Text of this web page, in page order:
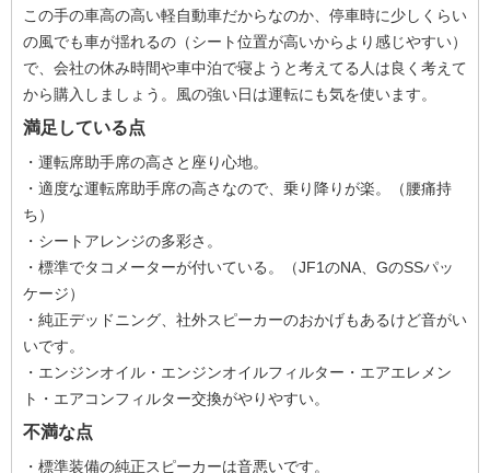
この手の車高の高い軽自動車だからなのか、停車時に少しくらい
の風でも車が揺れるの（シート位置が高いからより感じやすい）
で、会社の休み時間や車中泊で寝ようと考えてる人は良く考えて
から購入しましょう。風の強い日は運転にも気を使います。
満足している点
・運転席助手席の高さと座り心地。
・適度な運転席助手席の高さなので、乗り降りが楽。（腰痛持
ち）
・シートアレンジの多彩さ。
・標準でタコメーターが付いている。（JF1のNA、GのSSパッ
ケージ）
・純正デッドニング、社外スピーカーのおかげもあるけど音がい
いです。
・エンジンオイル・エンジンオイルフィルター・エアエレメン
ト・エアコンフィルター交換がやりやすい。
不満な点
・標準装備の純正スピーカーは音悪いです。